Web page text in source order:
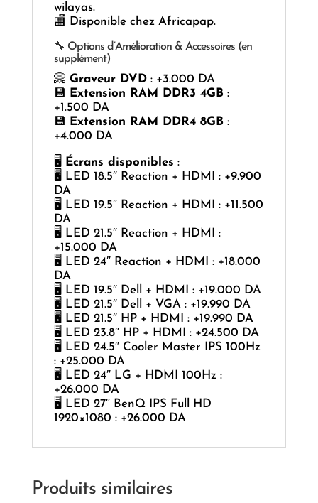
wilayas.
🏬 Disponible chez Africapap.
🔧 Options d’Amélioration & Accessoires (en
supplément)
📀 Graveur DVD: +3.000 DA
💾
Extension RAM DDR3 4GB:
+1.500 DA
💾
Extension RAM DDR4 8GB:
+4.000 DA
🖥 Écrans disponibles :
🖥️ LED 18.5″ Reaction + HDMI : +9.900
DA
🖥️ LED 19.5″ Reaction + HDMI : +11.500
DA
🖥️ LED 21.5″ Reaction + HDMI :
+15.000 DA
🖥️ LED 24″ Reaction + HDMI : +18.000
DA
🖥️ LED 19.5″ Dell + HDMI : +19.000 DA
🖥️ LED 21.5″ Dell + VGA : +19.990 DA
🖥️ LED 21.5″ HP + HDMI : +19.990 DA
🖥️ LED 23.8″ HP + HDMI : +24.500 DA
🖥️ LED 24.5″ Cooler Master IPS 100Hz
: +25.000 DA
🖥️ LED 24″ LG + HDMI 100Hz :
+26.000 DA
🖥️ LED 27″ BenQ IPS Full HD
1920×1080 : +26.000 DA
Produits similaires